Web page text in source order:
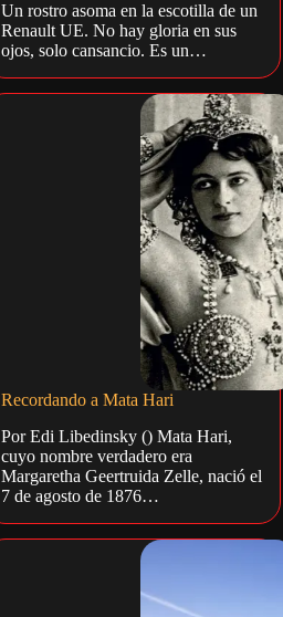
Un rostro asoma en la escotilla de un
Renault UE. No hay gloria en sus
ojos, solo cansancio. Es un…
Recordando a Mata Hari
Por Edi Libedinsky () Mata Hari,
cuyo nombre verdadero era
Margaretha Geertruida Zelle, nació el
7 de agosto de 1876…